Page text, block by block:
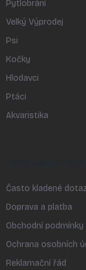
Pytlobrání
Velký Výprodej
Psi
Kočky
Hlodavci
Ptáci
Akvaristika
Často kladené
Doprava a platba
Obchodní podmínky
Ochrana osobních
Reklamační řád